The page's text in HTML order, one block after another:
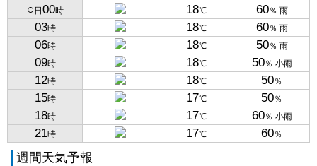
○ 日 00時 18℃ 60％ 雨
03時 18℃ 60％ 雨
06時 18℃ 50％ 雨
09時 18℃ 50％ 小雨
12時 18℃ 50％
15時 17℃ 50％
18時 17℃ 60％ 小雨
21時 17℃ 60％
週間天気予報